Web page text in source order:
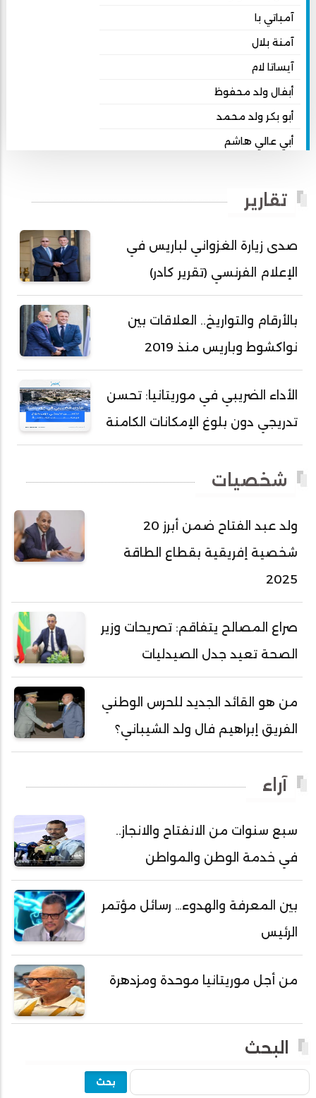
آمباتي با
آمنة بلال
آيساتا لام
أبفال ولد محفوظ
أبو بكر ولد محمد
أبي عالي هاشم
أحمد بداه
أحمد دداهي مختار
أحمد زيدان ولد محمد محمود
أحمد سالم بكار
أحمد سالم ولد بده
أحمد سالم ولد بكار
أحمد سيد أحمد أج
أحمد طالب ولد محمد
أحمد عبد الله أحمد مسكه
أحمد محفوظ حسني
أحمد محمد عبدالرحمن أمين
أحمد محمود محمد المامي النيسان
أحمد هارون الشيخ سيديا
أحمد ولد آبه
أحمد ولد الديه
أحمد ولد السالك
أحمد ولد باهيه
أحمد ولد داداه
أحمد ولد علال
أحمد ولد محمد ديدي
أحمد ولد نافع
أحمد ولد يحيى
أحمدا كلي
أحمدسالم ولد العربي
أحمدو ولد أحمد رمظان
تقارير
صدى زيارة الغزواني لباريس في
الإعلام الفرنسي (تقرير كادر)
بالأرقام والتواريخ.. العلاقات بين
نواكشوط وباريس منذ 2019
الأداء الضريبي في موريتانيا: تحسن
تدريجي دون بلوغ الإمكانات الكامنة
شخصيات
ولد عبد الفتاح ضمن أبرز 20
شخصية إفريقية بقطاع الطاقة
2025
صراع المصالح يتفاقم: تصريحات وزير
الصحة تعيد جدل الصيدليات
من هو القائد الجديد للحرس الوطني
الفريق إبراهيم فال ولد الشيباني؟
آراء
سبع سنوات من الانفتاح والانجاز..
في خدمة الوطن والمواطن
بين المعرفة والهدوء… رسائل مؤتمر
الرئيس
من أجل موريتانيا موحدة ومزدهرة
البحث
بحث